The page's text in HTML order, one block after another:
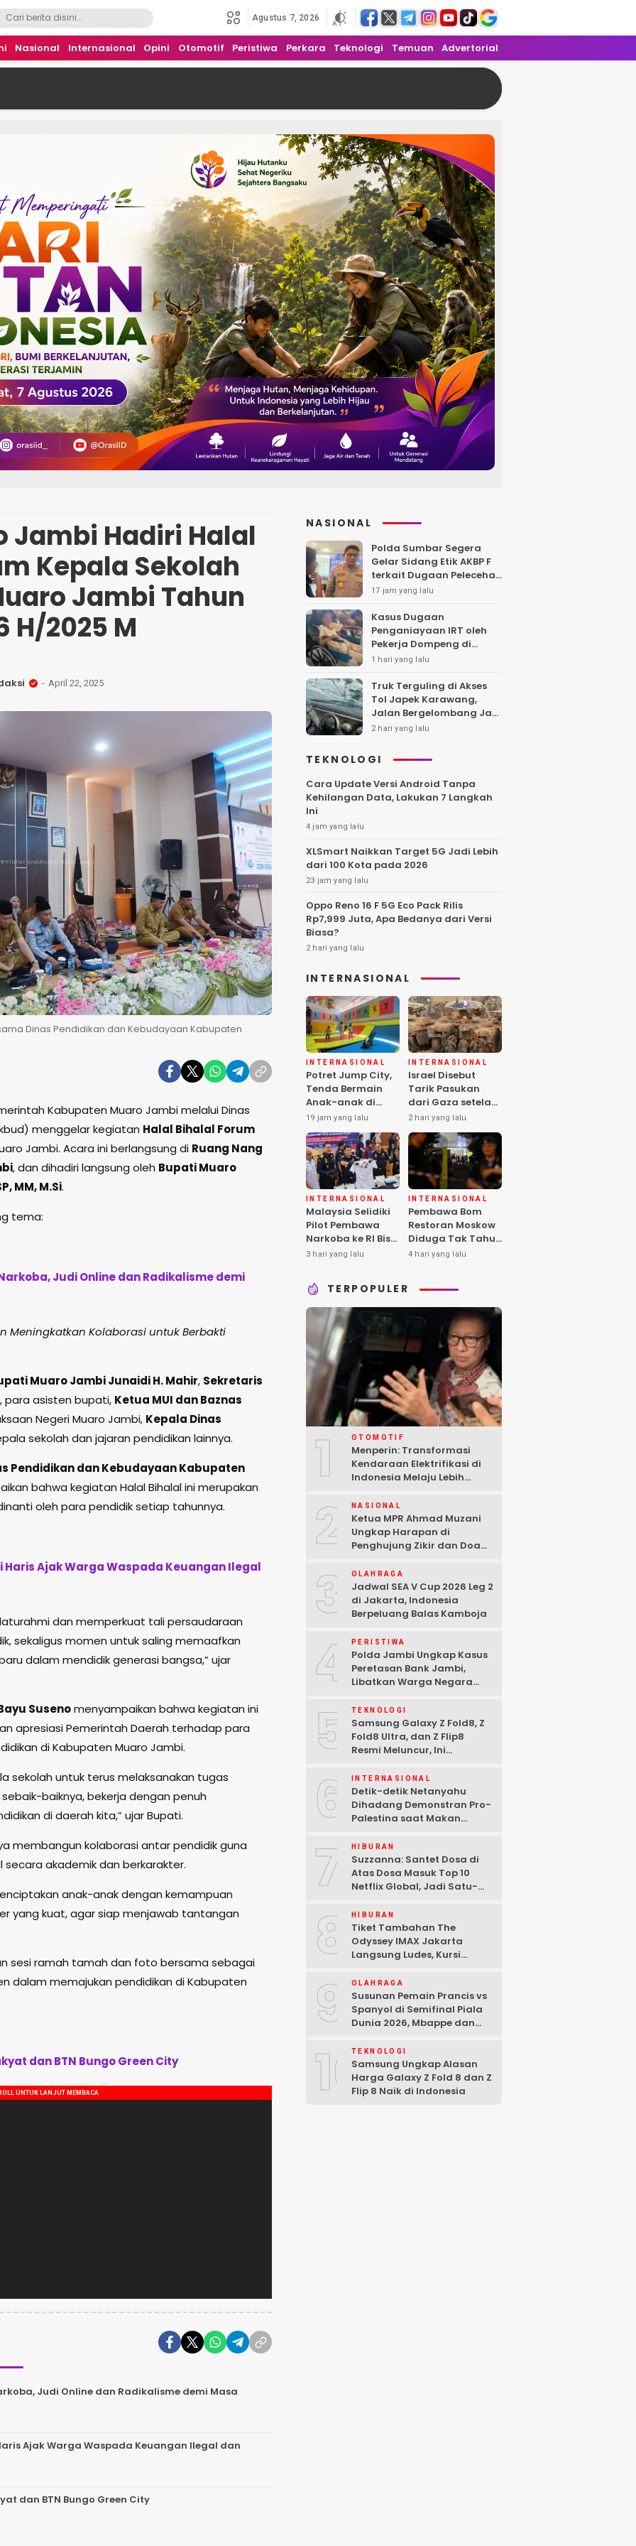
Agustus 7, 2026
Nasional Internasional Opini Otomotif Peristiwa Perkara Teknologi Temuan Advertorial
Jambi Hadiri Halal
Kepala Sekolah
Jambi Tahun
H/2025 M
April 22, 2025
Dinas Pendidikan dan Kebudayaan Kabupaten
Kabupaten Muaro Jambi melalui Dinas
menggelar kegiatan Halal Bihalal Forum
Jambi. Acara ini berlangsung di Ruang Nang
, dan dihadiri langsung oleh Bupati Muaro
MM, M.Si.
tema:
Judi Online dan Radikalisme demi
Meningkatkan Kolaborasi untuk Berbakti
Muaro Jambi Junaidi H. Mahir, Sekretaris
, para asisten bupati, Ketua MUI dan Baznas
Negeri Muaro Jambi, Kepala Dinas
sekolah dan jajaran pendidikan lainnya.
Pendidikan dan Kebudayaan Kabupaten
bahwa kegiatan Halal Bihalal ini merupakan
oleh para pendidik setiap tahunnya.
Haris Ajak Warga Waspada Keuangan Ilegal
dan memperkuat tali persaudaraan
sekaligus momen untuk saling memaafkan
dalam mendidik generasi bangsa,” ujar
Susenomenyampaikan bahwa kegiatan ini
apresiasi Pemerintah Daerah terhadap para
di Kabupaten Muaro Jambi.
sekolah untuk terus melaksanakan tugas
baiknya, bekerja dengan penuh
di daerah kita,” ujar Bupati.
membangun kolaborasi antar pendidik guna
akademik dan berkarakter.
anak-anak dengan kemampuan
yang kuat, agar siap menjawab tantangan
sesi ramah tamah dan foto bersama sebagai
dalam memajukan pendidikan di Kabupaten
dan BTN Bungo Green City
Judi Online dan Radikalisme demi Masa
Ajak Warga Waspada Keuangan Ilegal dan
dan BTN Bungo Green City
NASIONAL
Polda Sumbar Segera
Gelar Sidang Etik AKBP F
terkait Dugaan Pelecehan
Polwan
17 jam yang lalu
Kasus Dugaan
Penganiayaan IRT oleh
Pekerja Dompeng di
Batanghari Jalan 7 Bulan,
Kepastian Hukum
1 hari yang lalu
Truk Terguling di Akses
Tol Japek Karawang,
Jalan Bergelombang Jadi
Sorotan
2 hari yang lalu
TEKNOLOGI
Cara Update Versi Android Tanpa
Kehilangan Data, Lakukan 7 Langkah
Ini
4 jam yang lalu
XLSmart Naikkan Target 5G Jadi Lebih
dari 100 Kota pada 2026
23 jam yang lalu
Oppo Reno 16 F 5G Eco Pack Rilis
Rp7,999 Juta, Apa Bedanya dari Versi
Biasa?
2 hari yang lalu
INTERNASIONAL
INTERNASIONAL
Potret Jump City,
Tenda Bermain
Anak-anak di
Tengah Perang
Gaza
19 jam yang lalu
INTERNASIONAL
Israel Disebut
Tarik Pasukan
dari Gaza setelah
Hamas Selesai
Serahkan Senjata
2 hari yang lalu
INTERNASIONAL
Malaysia Selidiki
Pilot Pembawa
Narkoba ke RI Bisa
Lolos Pemeriksaan
3 hari yang lalu
INTERNASIONAL
Pembawa Bom
Restoran Moskow
Diduga Tak Tahu
Isi Paket, 2 Orang
4 hari yang lalu
TERPOPULER
1 OTOMOTIF
Menperin: Transformasi
Kendaraan Elektrifikasi di
Indonesia Melaju Lebih
2 NASIONAL
Ketua MPR Ahmad Muzani
Ungkap Harapan di
Penghujung Zikir dan Doa
3 OLAHRAGA
Jadwal SEA V Cup 2026 Leg 2
di Jakarta, Indonesia
Berpeluang Balas Kamboja
4 PERISTIWA
Polda Jambi Ungkap Kasus
Peretasan Bank Jambi,
Libatkan Warga Negara
Tersangka Ditangkap
5 TEKNOLOGI
Samsung Galaxy Z Fold8, Z
Fold8 Ultra, dan Z Flip8
Resmi Meluncur, Ini
6 INTERNASIONAL
Detik-detik Netanyahu
Dihadang Demonstran Pro-
Palestina saat Makan
7 HIBURAN
Suzzanna: Santet Dosa di
Atas Dosa Masuk Top 10
Netflix Global, Jadi Satu-
8 HIBURAN
Tiket Tambahan The
Odyssey IMAX Jakarta
Langsung Ludes, Kursi
9 OLAHRAGA
Susunan Pemain Prancis vs
Spanyol di Semifinal Piala
Dunia 2026, Mbappe dan
10TEKNOLOGI
Samsung Ungkap Alasan
Harga Galaxy Z Fold 8 dan Z
Flip 8 Naik di Indonesia